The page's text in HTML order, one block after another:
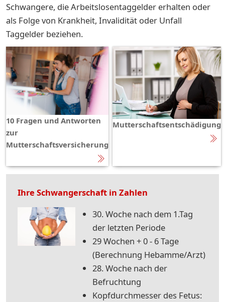
Schwangere, die Arbeitslosentaggelder erhalten oder
als Folge von Krankheit, Invalidität oder Unfall
Taggelder beziehen.
10 Fragen und Antworten
zur
Mutterschaftsversicherung
Mutterschaftsentschädigung
Ihre Schwangerschaft in Zahlen
30. Woche nach dem 1.Tag
der letzten Periode
29 Wochen + 0 - 6 Tage
(Berechnung Hebamme/Arzt)
28. Woche nach der
Befruchtung
Kopfdurchmesser des Fetus: